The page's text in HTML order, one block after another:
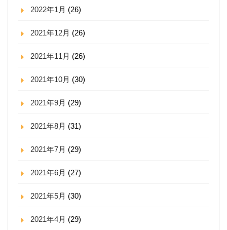
2022年1月 (26)
2021年12月 (26)
2021年11月 (26)
2021年10月 (30)
2021年9月 (29)
2021年8月 (31)
2021年7月 (29)
2021年6月 (27)
2021年5月 (30)
2021年4月 (29)